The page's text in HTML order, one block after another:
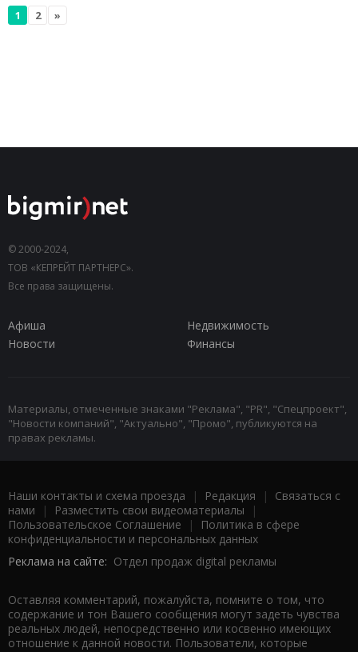
1 2 »
© 2000-2024,
ТОВ «КЕПРЕЙТ ПАРТНЕРС».
Все права защищены.
Афиша
Недвижимость
Новости
Финансы
Материалы, отмеченные знаками "Реклама", "PR", "Спецпроект",
"Новости компаний", "Актуально", "Промо", публикуются на
правах рекламы.
Наши контакты и схема проезда | Редакция | Связаться с
нами | Разместить свои видеоматериалы |
Пользовательское Соглашение |
Политика в сфере
конфиденциальности и персональных данных
Реклама на сайте: Отдел продаж digital рекламы
Оставляя комментарий, пожалуйста, помните о том, что
содержание и тон Вашего сообщения могут задеть чувства
реальных людей, непосредственно или косвенно имеющих
отношение к данной новости. Пользователи, которые